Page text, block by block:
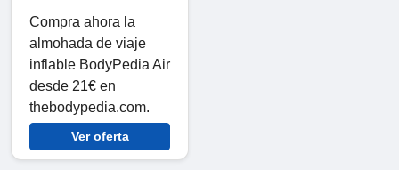
Compra ahora la
almohada de viaje
inflable BodyPedia Air
desde 21€ en
thebodypedia.com.
Ver oferta